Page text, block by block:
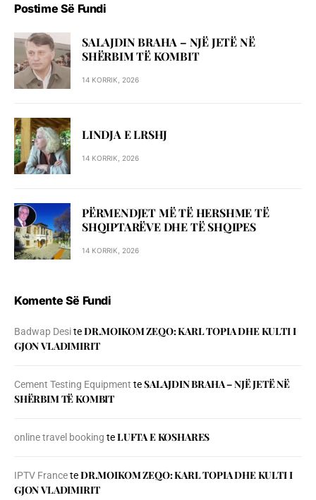
Postime Së Fundi
SALAJDIN BRAHA – NJЁ JETЁ NЁ
SHЁRBIM TЁ KOMBIT
14 KORRIK, 2026
LINDJA E LRSHJ
14 KORRIK, 2026
PËRMENDJET MË TË HERSHME TË
SHQIPTARËVE DHE TË SHQIPES
14 KORRIK, 2026
Komente Së Fundi
Badwap DesiteDR.MOIKOM ZEQO: KARL TOPIA DHE KULTI I
GJON VLADIMIRIT
Cement Testing Equipment teSALAJDIN BRAHA – NJЁ JETЁ NЁ
SHЁRBIM TЁ KOMBIT
online travel booking teLUFTA E KOSHARES
IPTV FranceteDR.MOIKOM ZEQO: KARL TOPIA DHE KULTI I
GJON VLADIMIRIT